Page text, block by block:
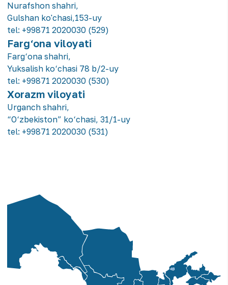
Nurafshon shahri,
Gulshan ko'chasi,153-uy
tel: +99871 2020030 (529)
Farg‘ona viloyati
Farg‘ona shahri,
Yuksalish ko‘chasi 78 b/2-uy
tel: +99871 2020030 (530)
Xorazm viloyati
Urganch shahri,
“O‘zbekiston” ko‘chasi, 31/1-uy
tel: +99871 2020030 (531)